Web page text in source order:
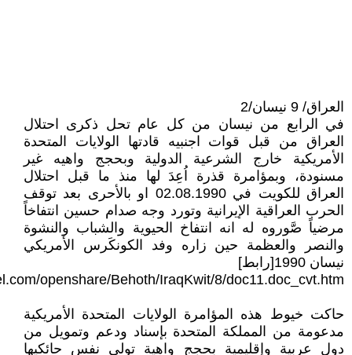
العراق/ 9 نيسان/2
في الرابع من نيسان من كل عام تحل ذكرى احتلال
العراق من قبل قوات اجنبيه قادتها الولايات المتحدة
الأمريكية خارج الشرعية الدولية وبحجج واهيه غير
مسنودة، وبمؤامرة قذرة اُعِدَ لها منذ ما قبل احتلال
العراق للكويت في 02.08.1990 او بالأحرى بعد توقف
الحرب العراقية الإيرانية وتورد وجه صدام حسين انتفاخاً
مرضياً صَّوروه له انه انتفاخ الحيوية والشباب والنشوة
والنصر والعظمة حين زاره وفد الكونكَرس الأمريكي
نيسان 1990[رابط]
openshare/Behoth/IraqKwit/8/doc11.doc_cvt.htm
حاكت خيوط هذه المؤامرة الولايات المتحدة الأمريكية
مدعومة من المملكة المتحدة بإسناد ودعم وتمويل من
دول عربية وإقليمية بحجج واهية تولى نفس حائكيها